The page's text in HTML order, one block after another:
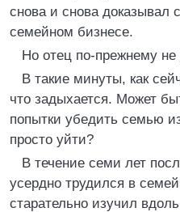
снова и снова доказывал
семейном бизнесе.
Но отец по-прежнему не
В такие минуты, как
что задыхается. Может
попытки убедить семью
просто уйти?
В течение семи лет
усердно трудился в
старательно изучил